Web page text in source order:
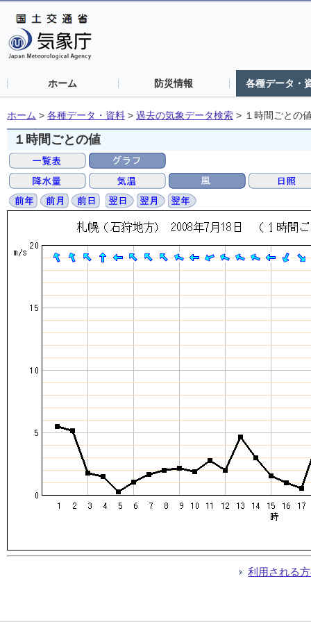
ホーム 防災情報 各種データ・
ホーム > 各種データ・資料 > 過去の気象データ検索 > １時間ごとの
１時間ごとの値
利用される